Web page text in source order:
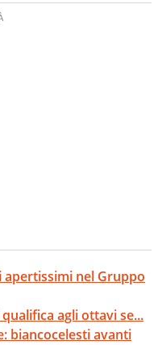
apertissimi nel Gruppo
agli ottavi se...
biancocelesti avanti